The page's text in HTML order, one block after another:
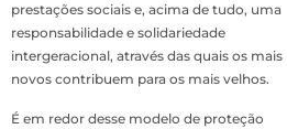
prestações sociais e, acima de tudo, uma
responsabilidade e solidariedade
intergeracional, através das quais os mais
novos contribuem para os mais velhos.
É em redor desse modelo de proteção